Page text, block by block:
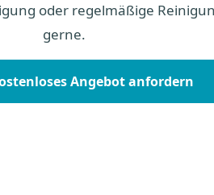
oder regelmäßige
gerne.
Angebot anfordern